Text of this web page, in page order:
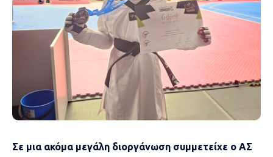
Σε μια ακόμα μεγάλη διοργάνωση συμμετείχε ο ΑΣ